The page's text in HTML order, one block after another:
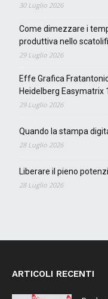
30 Luglio 2026
Come dimezzare i
produttiva nello
29 Luglio 2026
Effe Grafica
Heidelberg Easymatrix
29 Luglio 2026
Quando la stampa
28 Luglio 2026
Liberare il pieno
28 Luglio 2026
ARTICOLI RECENTI